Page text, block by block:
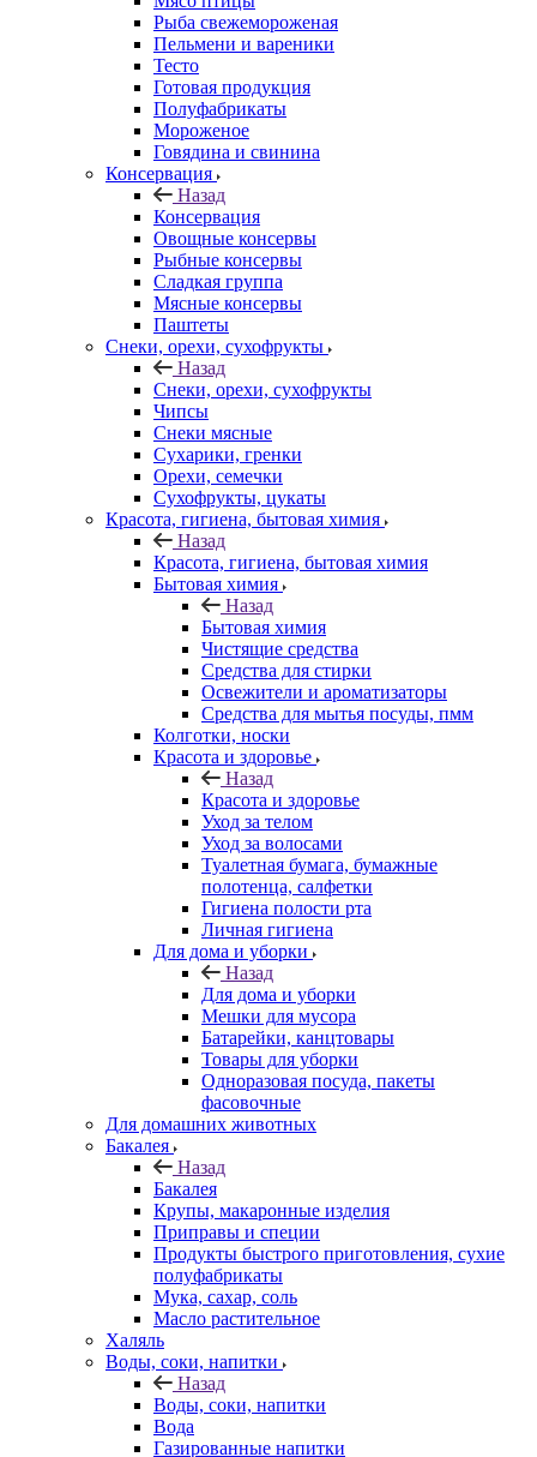
Рыба свежемороженая
Пельмени и вареники
Тесто
Готовая продукция
Полуфабрикаты
Мороженое
Говядина и свинина
Консервация
Назад
Консервация
Овощные консервы
Рыбные консервы
Сладкая группа
Мясные консервы
Паштеты
Снеки, орехи, сухофрукты
Назад
Снеки, орехи, сухофрукты
Чипсы
Снеки мясные
Сухарики, гренки
Орехи, семечки
Сухофрукты, цукаты
Красота, гигиена, бытовая химия
Назад
Красота, гигиена, бытовая химия
Бытовая химия
Назад
Бытовая химия
Чистящие средства
Средства для стирки
Освежители и ароматизаторы
Средства для мытья посуды, пмм
Колготки, носки
Красота и здоровье
Назад
Красота и здоровье
Уход за телом
Уход за волосами
Туалетная бумага, бумажные
полотенца, салфетки
Гигиена полости рта
Личная гигиена
Для дома и уборки
Назад
Для дома и уборки
Мешки для мусора
Батарейки, канцтовары
Товары для уборки
Одноразовая посуда, пакеты
фасовочные
Для домашних животных
Бакалея
Назад
Бакалея
Крупы, макаронные изделия
Приправы и специи
Продукты быстрого приготовления, сухие
полуфабрикаты
Мука, сахар, соль
Масло растительное
Халяль
Воды, соки, напитки
Назад
Воды, соки, напитки
Вода
Газированные напитки